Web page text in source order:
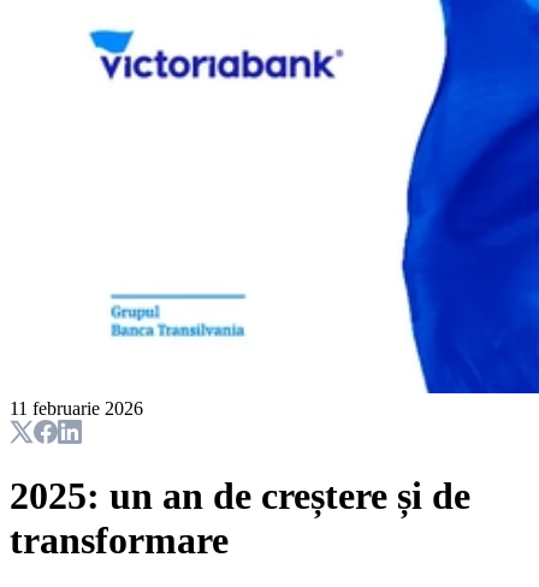
11 februarie 2026
2025: un an de creștere și de
transformare